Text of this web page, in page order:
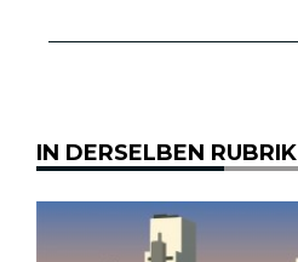
IN DERSELBEN RUBRIK